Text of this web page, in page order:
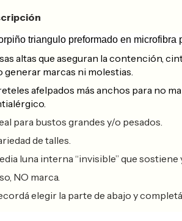
triangulo preformado en microfibra
altas que aseguran la contención,
generar marcas ni molestias.
afelpados más anchos para no
para bustos grandes y/o pesados.
de talles.
luna interna “invisible” que sostiene
NO marca.
elegir la parte de abajo y